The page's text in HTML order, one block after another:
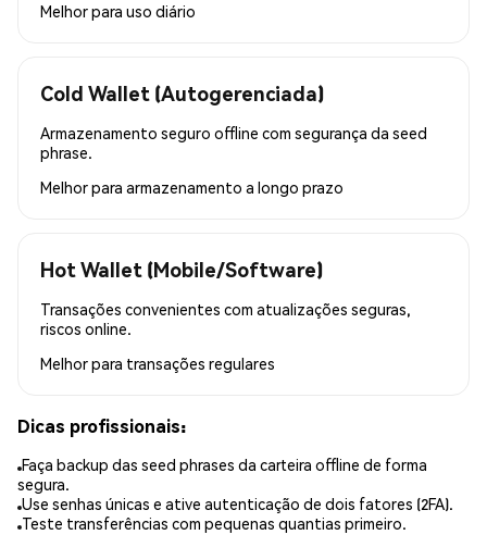
Melhor para uso diário
Cold Wallet (Autogerenciada)
Armazenamento seguro offline com segurança da seed
phrase.
Melhor para armazenamento a longo prazo
Hot Wallet (Mobile/Software)
Transações convenientes com atualizações seguras,
riscos online.
Melhor para transações regulares
Dicas profissionais:
Faça backup das seed phrases da carteira offline de forma
segura.
Use senhas únicas e ative autenticação de dois fatores (2FA).
Teste transferências com pequenas quantias primeiro.